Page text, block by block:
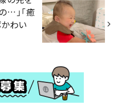
…」「癒
かわい